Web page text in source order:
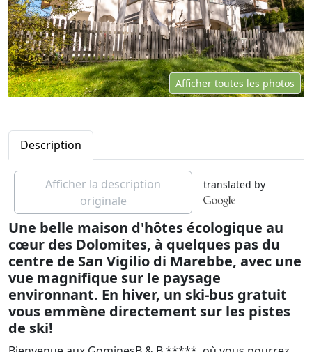
Afficher toutes les photos
Description
Afficher la description
originale
translated by
Une belle maison d'hôtes écologique au
cœur des Dolomites, à quelques pas du
centre de San Vigilio di Marebbe, avec une
vue magnifique sur le paysage
environnant. En hiver, un ski-bus gratuit
vous emmène directement sur les pistes
de ski!